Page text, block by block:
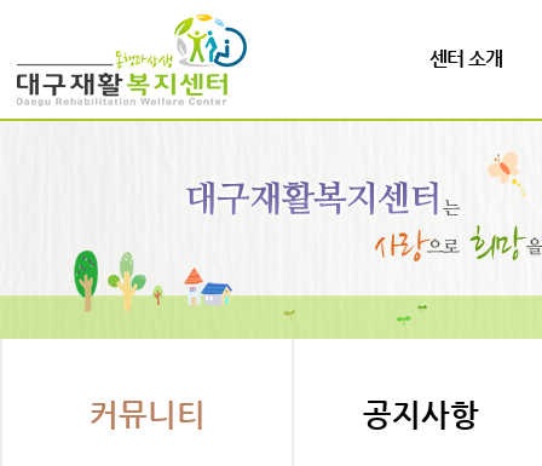
센터 소개
커뮤니티 공지사항